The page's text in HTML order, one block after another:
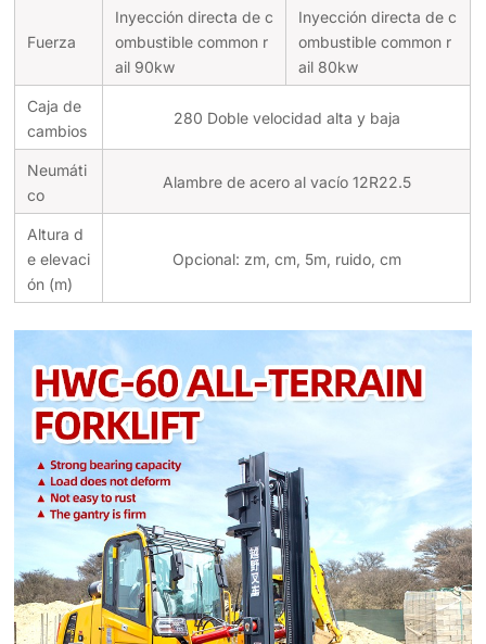
Fuerza
Inyección directa de c
ombustible common r
ail 90kw
Inyección directa de c
ombustible common r
ail 80kw
Caja de
cambios
280 Doble velocidad alta y baja
Neumáti
co
Alambre de acero al vacío 12R22.5
Altura d
e elevaci
ón (m)
Opcional: zm, cm, 5m, ruido, cm